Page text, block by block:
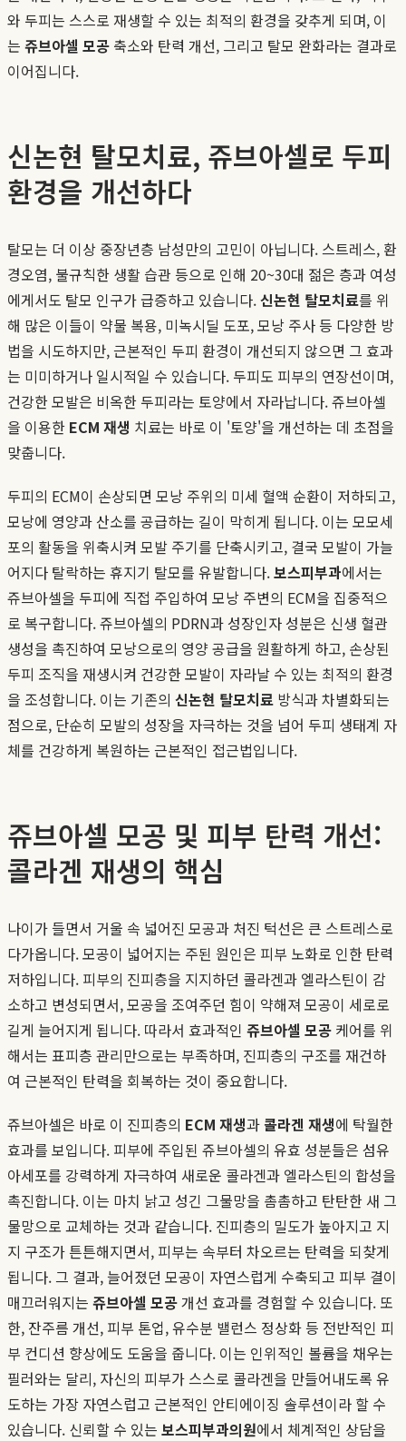
와 두피는 스스로 재생할 수 있는 최적의 환경을 갖추게 되며, 이
는 쥬브아셀 모공 축소와 탄력 개선, 그리고 탈모 완화라는 결과로
이어집니다.
신논현 탈모치료, 쥬브아셀로 두피
환경을 개선하다
탈모는 더 이상 중장년층 남성만의 고민이 아닙니다. 스트레스, 환
경오염, 불규칙한 생활 습관 등으로 인해 20~30대 젊은 층과 여성
에게서도 탈모 인구가 급증하고 있습니다.신논현 탈모치료를 위
해 많은 이들이 약물 복용, 미녹시딜 도포, 모낭 주사 등 다양한 방
법을 시도하지만, 근본적인 두피 환경이 개선되지 않으면 그 효과
는 미미하거나 일시적일 수 있습니다. 두피도 피부의 연장선이며,
건강한 모발은 비옥한 두피라는 토양에서 자라납니다. 쥬브아셀
을 이용한 ECM 재생 치료는 바로 이 '토양'을 개선하는 데 초점을
맞춥니다.
두피의 ECM이 손상되면 모낭 주위의 미세 혈액 순환이 저하되고,
모낭에 영양과 산소를 공급하는 길이 막히게 됩니다. 이는 모모세
포의 활동을 위축시켜 모발 주기를 단축시키고, 결국 모발이 가늘
어지다 탈락하는 휴지기 탈모를 유발합니다.보스피부과에서는
쥬브아셀을 두피에 직접 주입하여 모낭 주변의 ECM을 집중적으
로 복구합니다. 쥬브아셀의 PDRN과 성장인자 성분은 신생 혈관
생성을 촉진하여 모낭으로의 영양 공급을 원활하게 하고, 손상된
두피 조직을 재생시켜 건강한 모발이 자라날 수 있는 최적의 환경
을 조성합니다. 이는 기존의 신논현 탈모치료 방식과 차별화되는
점으로, 단순히 모발의 성장을 자극하는 것을 넘어 두피 생태계 자
체를 건강하게 복원하는 근본적인 접근법입니다.
쥬브아셀 모공 및 피부 탄력 개선:
콜라겐 재생의 핵심
나이가 들면서 거울 속 넓어진 모공과 처진 턱선은 큰 스트레스로
다가옵니다. 모공이 넓어지는 주된 원인은 피부 노화로 인한 탄력
저하입니다. 피부의 진피층을 지지하던 콜라겐과 엘라스틴이 감
소하고 변성되면서, 모공을 조여주던 힘이 약해져 모공이 세로로
길게 늘어지게 됩니다. 따라서 효과적인 쥬브아셀 모공 케어를 위
해서는 표피층 관리만으로는 부족하며, 진피층의 구조를 재건하
여 근본적인 탄력을 회복하는 것이 중요합니다.
쥬브아셀은 바로 이 진피층의 ECM 재생과 콜라겐 재생에 탁월한
효과를 보입니다. 피부에 주입된 쥬브아셀의 유효 성분들은 섬유
아세포를 강력하게 자극하여 새로운 콜라겐과 엘라스틴의 합성을
촉진합니다. 이는 마치 낡고 성긴 그물망을 촘촘하고 탄탄한 새 그
물망으로 교체하는 것과 같습니다. 진피층의 밀도가 높아지고 지
지 구조가 튼튼해지면서, 피부는 속부터 차오르는 탄력을 되찾게
됩니다. 그 결과, 늘어졌던 모공이 자연스럽게 수축되고 피부 결이
매끄러워지는 쥬브아셀 모공개선 효과를 경험할 수 있습니다. 또
한, 잔주름 개선, 피부 톤업, 유수분 밸런스 정상화 등 전반적인 피
부 컨디션 향상에도 도움을 줍니다. 이는 인위적인 볼륨을 채우는
필러와는 달리, 자신의 피부가 스스로 콜라겐을 만들어내도록 유
도하는 가장 자연스럽고 근본적인 안티에이징 솔루션이라 할 수
있습니다. 신뢰할 수 있는 보스피부과의원에서 체계적인 상담을